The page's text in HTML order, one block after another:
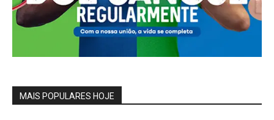
MAIS POPULARES HOJE